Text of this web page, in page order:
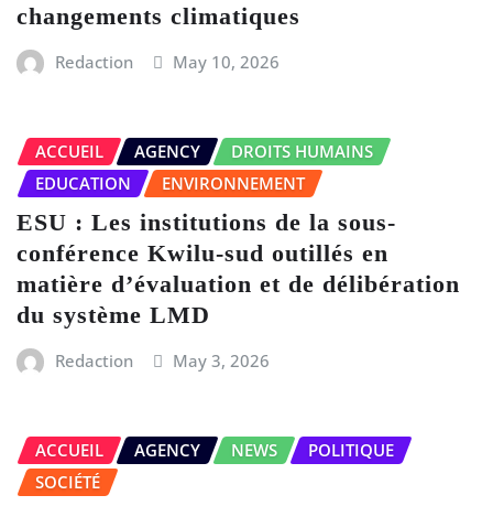
changements climatiques
Redaction May 10, 2026
ACCUEIL AGENCY
DROITS HUMAINS
EDUCATION
ENVIRONNEMENT
ESU : Les institutions de la sous-
conférence Kwilu-sud outillés en
matière d’évaluation et de délibération
du système LMD
Redaction May 3, 2026
ACCUEIL AGENCY NEWS
POLITIQUE
SOCIÉTÉ